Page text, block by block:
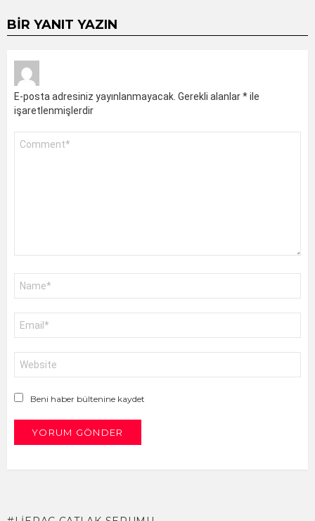
BIR YANIT YAZIN
E-posta adresiniz yayınlanmayacak. Gerekli alanlar*ile
işaretlenmişlerdir
posta
*
sitesi
Beni haber bültenine kaydet